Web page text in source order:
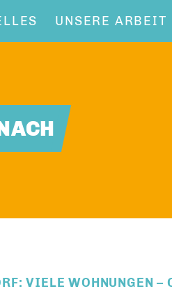
UNSERE ARBEIT
VIELE WOHNUNGEN –